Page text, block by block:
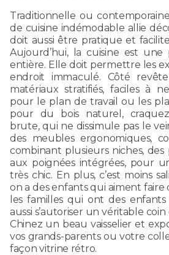
Traditionnelle ou
de cuisine indémodable allie
doit aussi être pratique et
Aujourd’hui, la cuisine est
entière. Elle doit permettre les
endroit immaculé. Côté
matériaux stratifiés, faciles à
pour le plan de travail ou les
pour du bois naturel,
brute, qui ne dissimule pas le
des meubles ergonomiques,
combinant plusieurs niches,
aux poignées intégrées, pour
très chic. En plus, c’est moins
on a des enfants qui aiment faire
les familles qui ont des
aussi s’autoriser un véritable
Chinez un beau vaisselier et
vos grands-parents ou votre
façon vitrine rétro.